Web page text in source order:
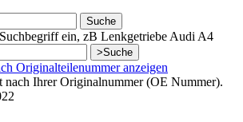
Suche
ein, zB Lenkgetriebe Audi A4
>Suche
Originalteilenummer anzeigen
nach Ihrer Originalnummer (OE Nummer).